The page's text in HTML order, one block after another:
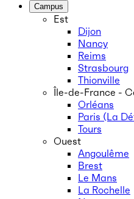
Campus
Est
Dijon
Nancy
Reims
Strasbourg
Thionville
Île-de-France -
Orléans
Paris (La
Tours
Ouest
Angoulême
Brest
Le Mans
La Rochelle